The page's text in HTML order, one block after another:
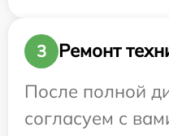
3
Ремонт
После полной
согласуем с